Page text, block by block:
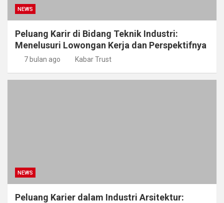
NEWS
Peluang Karir di Bidang Teknik Industri:
Menelusuri Lowongan Kerja dan Perspektifnya
7 bulan ago Kabar Trust
NEWS
Peluang Karier dalam Industri Arsitektur: